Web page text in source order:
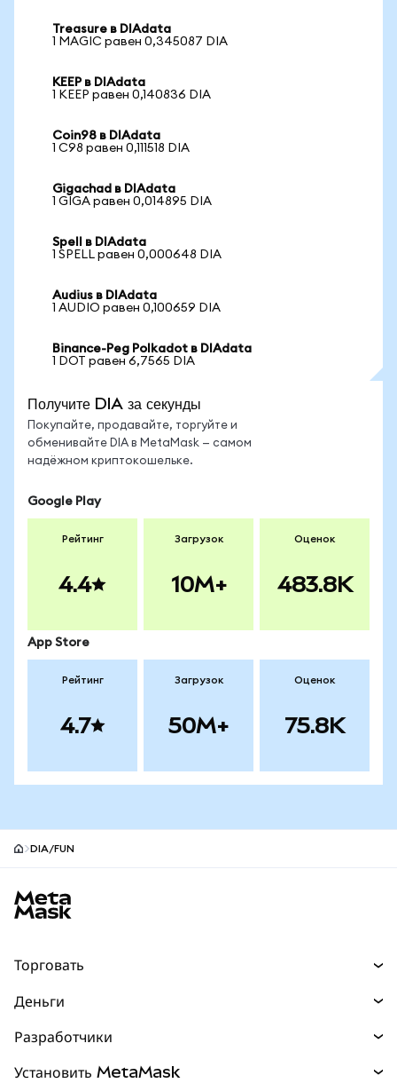
Treasure в DIAdata
1 MAGIC равен 0,345087 DIA
KEEP в DIAdata
1 KEEP равен 0,140836 DIA
Coin98 в DIAdata
1 C98 равен 0,111518 DIA
Gigachad в DIAdata
1 GIGA равен 0,014895 DIA
Spell в DIAdata
1 SPELL равен 0,000648 DIA
Audius в DIAdata
1 AUDIO равен 0,100659 DIA
Binance-Peg Polkadot в DIAdata
1 DOT равен 6,7565 DIA
Получите DIA за секунды
Покупайте, продавайте, торгуйте и
обменивайте DIA в MetaMask — самом
надёжном криптокошельке.
Google Play
Рейтинг
4.4
Загрузок
10M+
Оценок
483.8K
App Store
Рейтинг
4.7
Загрузок
50M+
Оценок
75.8K
DIA/FUN
Торговать
Прогнозы
Перпы НОВИНКА
Деньги
Разработчики
Установить MetaMask